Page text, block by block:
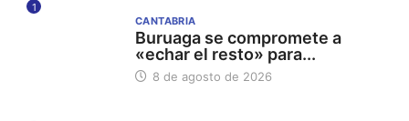
1
CANTABRIA
Buruaga se compromete a
«echar el resto» para...
8 de agosto de 2026